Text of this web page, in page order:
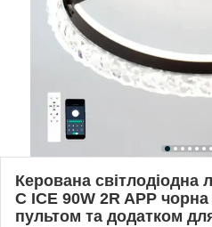
Керована світлодіодна
C ICE 90W 2R APP
пультом та додатком